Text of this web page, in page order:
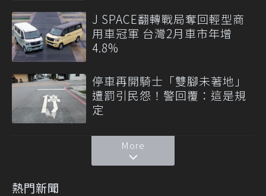
J SPACE翻轉戰局奪回輕型商
用車冠軍 台灣2月車市年增
4.8%
停車再開騎士「雙腳未著地」
遭罰引民怨！警回覆：這是規
定
More
熱門新聞